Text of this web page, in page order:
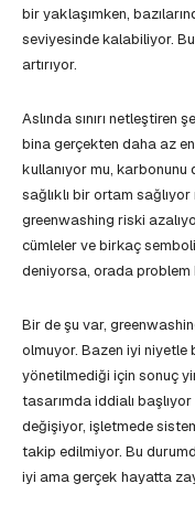
bir yaklaşımken,
seviyesinde kalabiliyor.
artırıyor.
Aslında sınırı netleştiren
bina gerçekten daha az
kullanıyor mu, karbonunu
sağlıklı bir ortam
greenwashing riski
cümleler ve birkaç
deniyorsa, orada problem
Bir de şu var,
olmuyor. Bazen iyi niyetle
yönetilmediği için sonuç
tasarımda iddialı
değişiyor, işletmede
takip edilmiyor. Bu
iyi ama gerçek hayatta